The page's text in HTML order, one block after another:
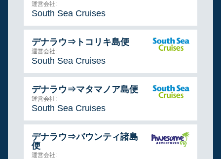
運営会社:
South Sea Cruises
デナラウ⇒トコリキ島便
運営会社:
South Sea Cruises
デナラウ⇒マタマノア島便
運営会社:
South Sea Cruises
デナラウ⇒バウンティ諸島
便
運営会社: